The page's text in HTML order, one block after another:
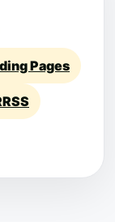
Pages